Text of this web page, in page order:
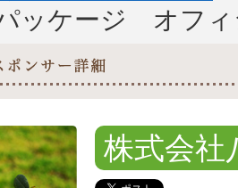
ッケージ オフ
株式会社